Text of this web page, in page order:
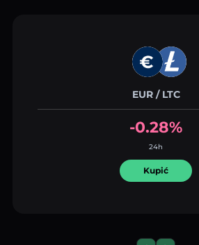
EUR / LTC
-0.28%
24h
Kupić